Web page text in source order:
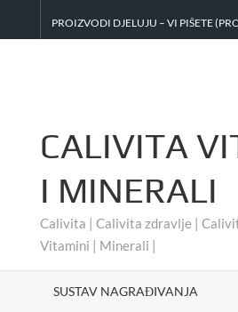
PROIZVODI DJELUJU – VI PIŠETE
CALIVITA
I MINERALI
Calivita | Calivita zdravlje |
Vitamini | Minerali |
SUSTAV NAGRAĐIVANJA